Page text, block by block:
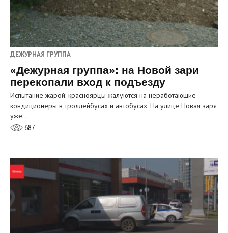
ДЕЖУРНАЯ ГРУППА
«Дежурная группа»: на Новой зари
перекопали вход к подъезду
Испытание жарой: красноярцы жалуются на неработающие
кондиционеры в троллейбусах и автобусах. На улице Новая заря
уже…
687